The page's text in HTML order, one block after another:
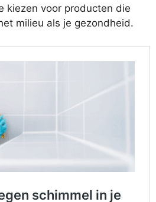
kiezen voor producten die
milieu als je gezondheid.